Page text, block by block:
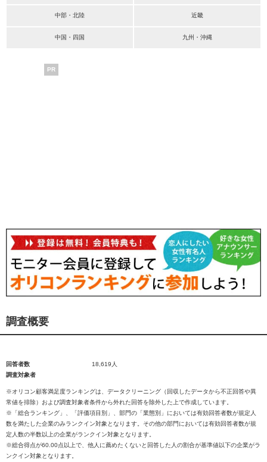
中部・北陸 近畿
中国・四国 九州・沖縄
PR
調査概要
回答者数
18,619人
調査対象者
※オリコン顧客満足度ランキングは、データクリーニング（回収したデータから不正回答や異
常値を排除）および調査対象者条件から外れた回答を除外した上で作成しています。
※「総合ランキング」、「評価項目別」、部門の「業態別」においては有効回答者数が規定人
数を満たした企業のみランクイン対象となります。その他の部門においては有効回答者数が規
定人数の半数以上の企業がランクイン対象となります。
※総合得点が60.00点以上で、他人に薦めたくないと回答した人の割合が基準値以下の企業がラ
ンクイン対象となります。